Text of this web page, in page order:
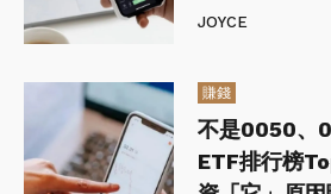
JOYCE
賺錢
不是0050、
ETF排行榜